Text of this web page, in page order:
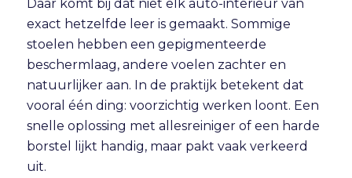
Daar komt bij dat niet elk auto-interieur van
exact hetzelfde leer is gemaakt. Sommige
stoelen hebben een gepigmenteerde
beschermlaag, andere voelen zachter en
natuurlijker aan. In de praktijk betekent dat
vooral één ding: voorzichtig werken loont. Een
snelle oplossing met allesreiniger of een harde
borstel lijkt handig, maar pakt vaak verkeerd
uit.